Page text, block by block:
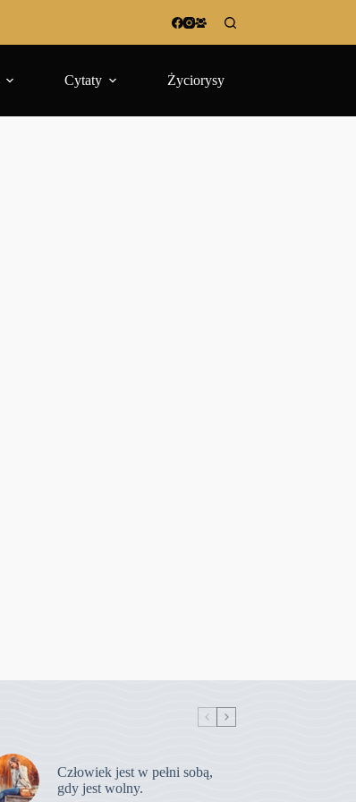
Cytaty Życiorysy
Człowiek jest w pełni sobą,
gdy jest wolny.